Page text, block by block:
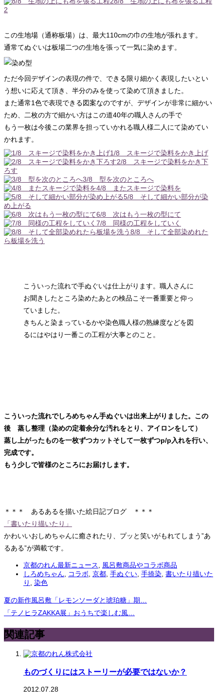
2
この生地場（通称板場）は、最大110cmの巾の生地が張れます。
通常てぬぐいは板場二つの生地を張って一気に染めます。
ただ今回デザインの表現の件で、できる限り細かく表現したいとい
う想いに応えて頂き、半分のみを使って染めて頂きました。
また通常1色で表現できる図案なのですが、デザインが非常に細かい
ため、二枚の方で細かい方はこの道40年の職人さんの手で
もう一枚は今後この業界を担っていかれる職人様二人にて染めてい
かれます。
1/8 スキージで染料をかき上げ
2/8 スキージで染料をかき下
ろす
3/8 型を次のところへ
4/8 またスキージで染料を
5/8 そして細かい部分が染
め上がる
6/8 次はもう一枚の型にて
7/8 同様の工程をしていく
8/8 そして全部染めれた
ら板場を洗う
こういった流れで手ぬぐいは仕上がります。職人さんに
お聞きしたところ染めたあとの検品こそ一番重要と仰っ
ていました。
きちんと染まっているかや染色職人様の熟練度などを図
るにはやはり一番この工程が大事とのこと。
こういった流れでしろめちゃん手ぬぐいは出来上がりました。この
後 蒸し整理（染めの定着余分な汚れをとり、アイロンをして）
蒸し上がったものを一枚ずつカットそして一枚ずつp/p入れを行い、
完成です。
もう少しで皆様のところにお届けします。
＊＊＊ あるあるを描いた絵日記ブログ ＊＊＊
「書いたり描いたり」
かわいいおしめちゃんに癒されたり、プッと笑いがもれてしまう”あ
るある”が満載です。
京都のれん最新ニュース
風呂敷商品やコラボ商品
しろめちゃん
コラボ 京都 手ぬぐい 手捺染 書いたり描いた
り
染色
夏の新作風呂敷「レモンソーダと琥珀糖」期…
「テノヒラZAKKA展」おうちで楽しむ風…
関連記事
ものづくりにはストーリーが必要ではないか？
2012.07.28